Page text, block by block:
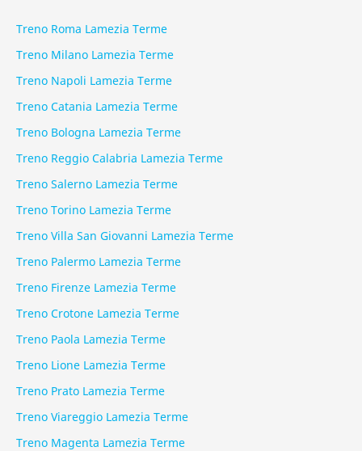
Treno Roma Lamezia Terme
Treno Milano Lamezia Terme
Treno Napoli Lamezia Terme
Treno Catania Lamezia Terme
Treno Bologna Lamezia Terme
Treno Reggio Calabria Lamezia Terme
Treno Salerno Lamezia Terme
Treno Torino Lamezia Terme
Treno Villa San Giovanni Lamezia Terme
Treno Palermo Lamezia Terme
Treno Firenze Lamezia Terme
Treno Crotone Lamezia Terme
Treno Paola Lamezia Terme
Treno Lione Lamezia Terme
Treno Prato Lamezia Terme
Treno Viareggio Lamezia Terme
Treno Magenta Lamezia Terme